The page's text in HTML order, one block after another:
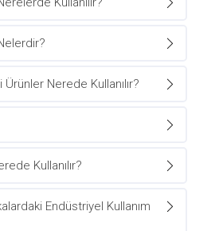
Nerede Kullanılır?
Kullanılır?
Endüstriyel Kullanım